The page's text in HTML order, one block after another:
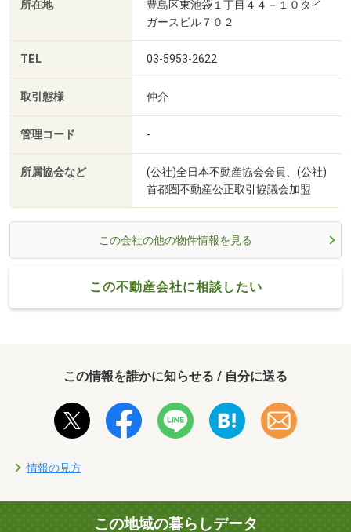
所在地
豊島区東池袋１丁目４４－１０タイ
ガースビル７０２
TEL 03-5953-2622
取引態様 仲介
管理コード -
所属協会など
(公社)全日本不動産協会会員、(公社)
首都圏不動産公正取引協議会加盟
この会社の他の物件情報を見る
この不動産会社に相談したい
この情報を誰かに知らせる / 自分に送る
情報の見方
この地域の暮らしデータ